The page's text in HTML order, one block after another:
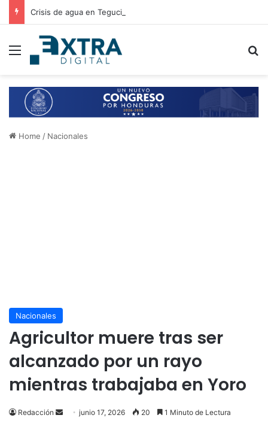
Menu
Home / Nacionales
Nacionales
Agricultor muere tras ser
alcanzado por un rayo
mientras trabajaba en Yoro
Redacción
Sendjunio 17, 2026 20 1 Minuto de Lectura